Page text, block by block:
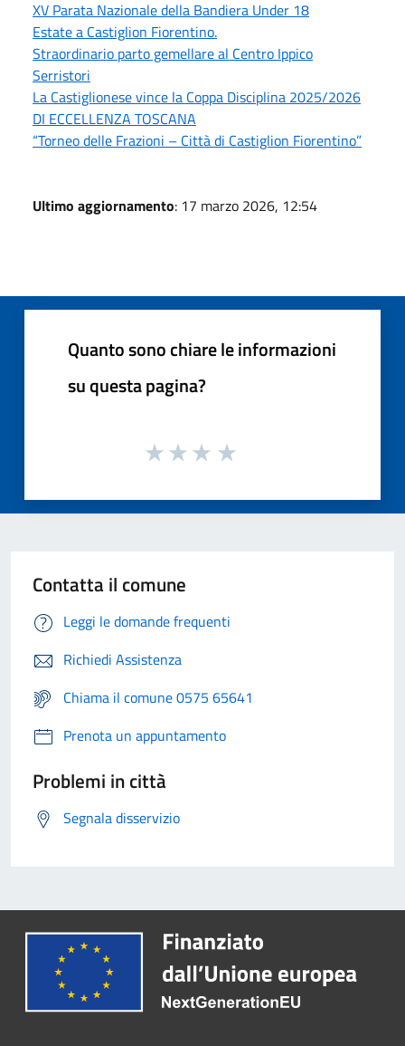
XV Parata Nazionale della Bandiera Under 18
Estate a Castiglion Fiorentino.
Straordinario parto gemellare al Centro Ippico
Serristori
La Castiglionese vince la Coppa Disciplina 2025/2026
DI ECCELLENZA TOSCANA
“Torneo delle Frazioni – Città di Castiglion Fiorentino”
Ultimo aggiornamento: 17 marzo 2026, 12:54
Quanto sono chiare le informazioni
su questa pagina?
Contatta il comune
Leggi le domande frequenti
Richiedi Assistenza
Chiama il comune 0575 65641
Prenota un appuntamento
Problemi in città
Segnala disservizio